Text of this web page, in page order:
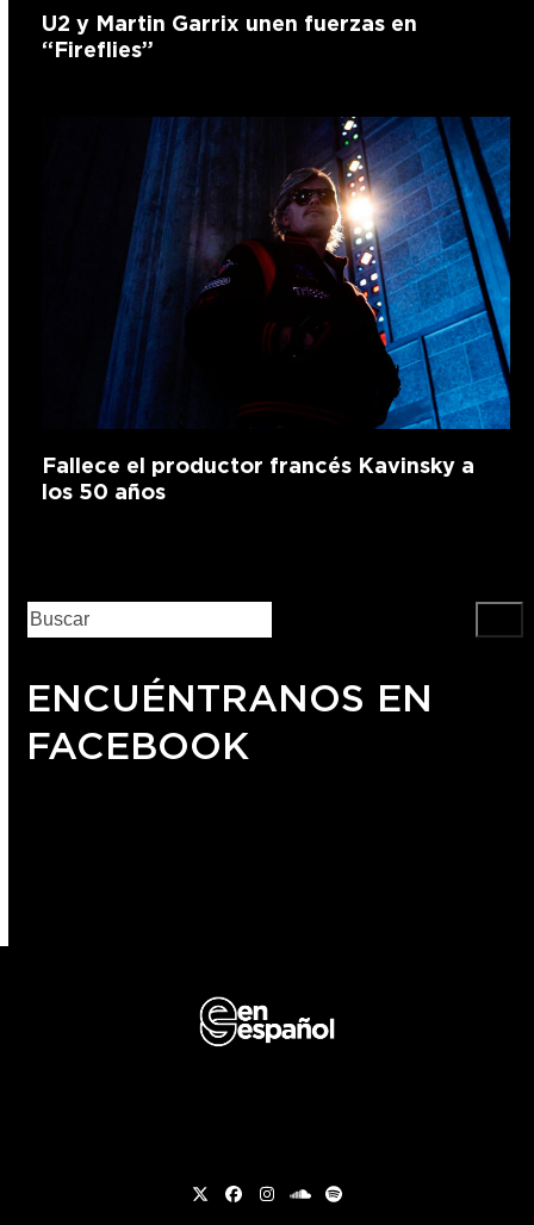
U2 y Martin Garrix unen fuerzas en
“Fireflies”
Fallece el productor francés Kavinsky a
los 50 años
ENCUÉNTRANOS EN
FACEBOOK
TwitterFacebook
Instagram
soundcloud
Spotify